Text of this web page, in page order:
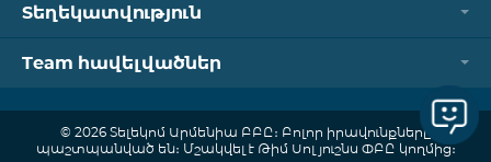
Տեղեկատվություն
Team հավելվածներ
© 2026 Տելեկոմ Արմենիա ԲԲԸ։ Բոլոր իրավունքները
պաշտպանված են։ Մշակվել է Թիմ Սոլյուշնս ՓԲԸ կողմից։